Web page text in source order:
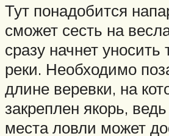
Тут понадобится
сможет сесть на
сразу начнет уносить
реки. Необходимо
длине веревки, на
закреплен якорь,
места ловли может